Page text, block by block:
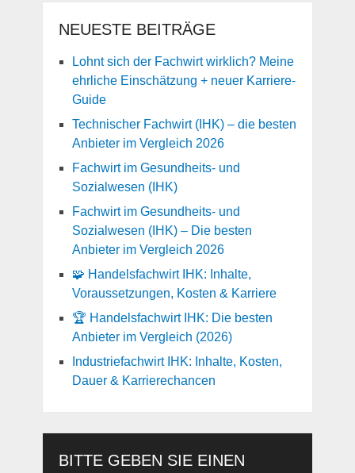
NEUESTE BEITRÄGE
Lohnt sich der Fachwirt wirklich? Meine
ehrliche Einschätzung + neuer Karriere-
Guide
Technischer Fachwirt (IHK) – die besten
Anbieter im Vergleich 2026
Fachwirt im Gesundheits- und
Sozialwesen (IHK)
Fachwirt im Gesundheits- und
Sozialwesen (IHK) – Die besten
Anbieter im Vergleich 2026
🧩 Handelsfachwirt IHK: Inhalte,
Voraussetzungen, Kosten & Karriere
🏆 Handelsfachwirt IHK: Die besten
Anbieter im Vergleich (2026)
Industriefachwirt IHK: Inhalte, Kosten,
Dauer & Karrierechancen
BITTE GEBEN SIE EINEN